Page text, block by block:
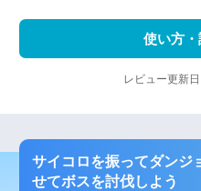
使い方
レビュー更新
サイコロを振ってダン
せてボスを討伐しよう